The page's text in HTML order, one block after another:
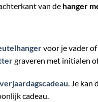
van de hanger
voor je vader of
graveren met initialen
verjaardagscadeau. Je kan
cadeau.